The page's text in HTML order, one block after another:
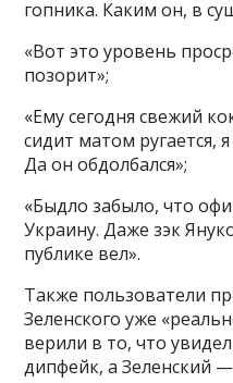
гопника. Каким он, в
«Вот это уровень
позорит»;
«Ему сегодня свежий
сидит матом ругается,
Да он обдолбался»;
«Быдло забыло, что
Украину. Даже зэк
публике вел».
Также пользователи
Зеленского уже
верили в то, что
дипфейк, а Зеленский